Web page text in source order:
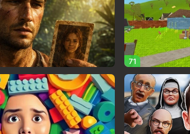
71